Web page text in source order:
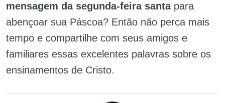
mensagem da segunda-feira santapara
abençoar sua Páscoa? Então não perca mais
tempo e compartilhe com seus amigos e
familiares essas excelentes palavras sobre os
ensinamentos de Cristo.